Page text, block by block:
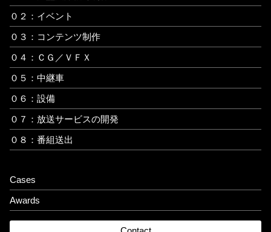
０２：イベント
０３：コンテンツ制作
０４：ＣＧ／ＶＦＸ
０５：中継車
０６：設備
０７：放送サービスの開発
０８：番組送出
Cases
Awards